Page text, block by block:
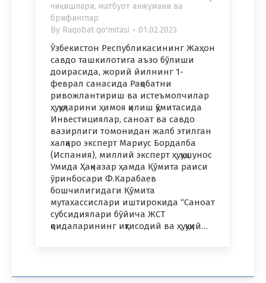
чиқишлари, матбуот анжумани ва
брифинглар
By Raqobat qo'mitasi 01.02.2023
Ўзбекистон Республикасининг Жаҳон
савдо ташкилотига аъзо бўлиши
доирасида, жорий йилнинг 1-
феврал санасида Рақобатни
ривожлантириш ва истеъмолчилар
ҳуқуқларини ҳимоя қилиш қўмитасида
Инвестициялар, саноат ва савдо
вазирлиги томонидан жалб этилган
халқаро эксперт Мариус Бордалба
(Испания), миллий эксперт ҳуқуқшунос
Умида Ҳақназар ҳамда Қўмита раиси
ўринбосари Ф.Карабаев
бошчилигидаги Қўмита
мутахассислари иштирокида “Саноат
субсидиялари бўйича ЖСТ
қоидаларининг иқтисодий ва ҳуқуқий…